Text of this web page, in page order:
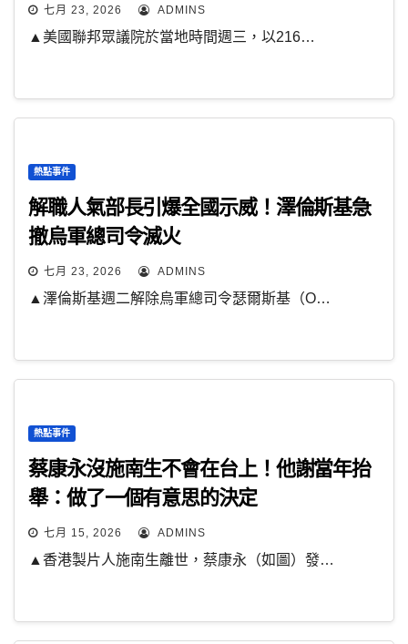
七月 23, 2026 ADMINS
▲美國聯邦眾議院於當地時間週三，以216…
熱點事件
解職人氣部長引爆全國示威！澤倫斯基急
撤烏軍總司令滅火
七月 23, 2026 ADMINS
▲澤倫斯基週二解除烏軍總司令瑟爾斯基（O…
熱點事件
蔡康永沒施南生不會在台上！他謝當年抬
舉：做了一個有意思的決定
七月 15, 2026 ADMINS
▲香港製片人施南生離世，蔡康永（如圖）發…